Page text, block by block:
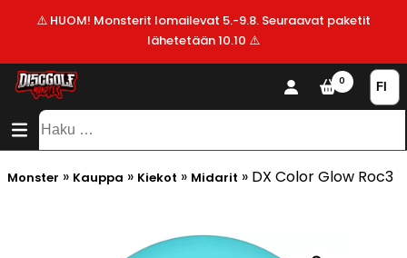
⚠️ HUOM! Monsterit lomailevat 5.-9.8. Seuraavat paketit
lähetetään 10.10 ⚠️
VALMISTAJAT
ALE!
UUSIMMAT
SISÄLTÖ
SITEMAP
Haku:
0
Monster » Kauppa » Kiekot » Midarit » DX Color Glow Roc3